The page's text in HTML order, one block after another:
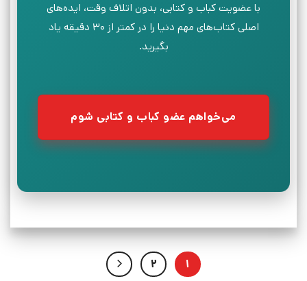
با عضویت کباب و کتابی، بدون اتلاف وقت، ایده‌های
اصلی کتاب‌های مهم دنیا را در کمتر از ۳۰ دقیقه یاد
بگیرید.
می‌خواهم عضو کباب و کتابی شوم
1
2